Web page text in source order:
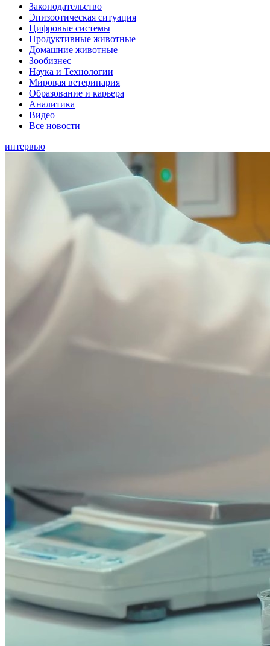
Законодательство
Эпизоотическая ситуация
Цифровые системы
Продуктивные животные
Домашние животные
Зообизнес
Наука и Технологии
Мировая ветеринария
Образование и карьера
Аналитика
Видео
Все новости
интервью